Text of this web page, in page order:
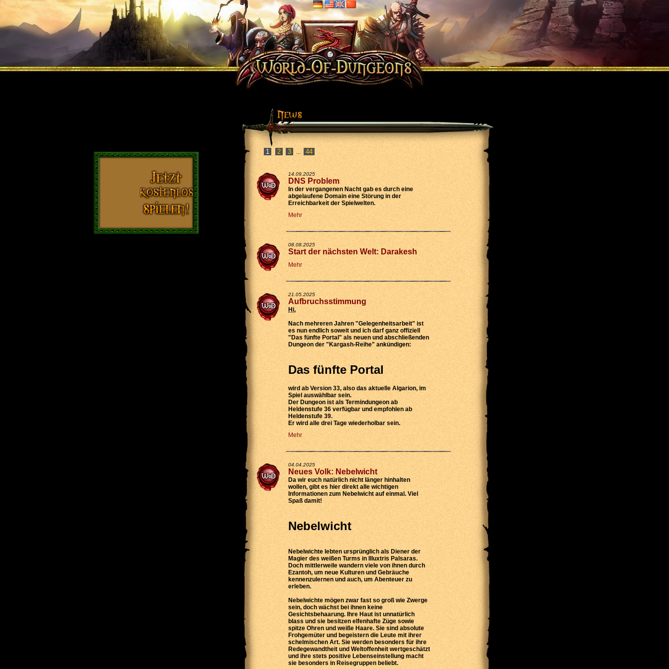
2 3 ... 44
14.09.2025
DNS Problem
In der vergangenen Nacht gab es durch eine
abgelaufene Domain eine Störung in der
Erreichbarkeit der Spielwelten.
Mehr
08.08.2025
Start der nächsten Welt: Darakesh
Mehr
21.05.2025
Aufbruchsstimmung
Hi,
Nach mehreren Jahren "Gelegenheitsarbeit" ist
es nun endlich soweit und ich darf ganz offiziell
"Das fünfte Portal" als neuen und abschließenden
Dungeon der "Kargash-Reihe" ankündigen:
Das fünfte Portal
wirdab Version 33, also das aktuelle Algarion, im
Spiel auswählbar sein.
Der Dungeon ist alsTermindungeon ab
Heldenstufe 36 verfügbar und empfohlen ab
Heldenstufe 39.
Er wirdalle drei Tage wiederholbarsein.
Mehr
04.04.2025
Neues Volk: Nebelwicht
Da wir euch natürlich nicht länger hinhalten
wollen, gibt es hier direkt alle wichtigen
Informationen zum Nebelwicht auf einmal. Viel
Spaß damit!
Nebelwicht
Nebelwichte lebten ursprünglich als Diener der
Magier des weißen Turms in Illuxtris Palsaras.
Doch mittlerweile wandern viele von ihnen durch
Ezantoh, um neue Kulturen und Gebräuche
kennenzulernen und auch, um Abenteuer zu
erleben.
Nebelwichte mögen zwar fast so groß wie Zwerge
sein, doch wächst bei ihnen keine
Gesichtsbehaarung. Ihre Haut ist unnatürlich
blass und sie besitzen elfenhafte Züge sowie
spitze Ohren und weiße Haare. Sie sind absolute
Frohgemüter und begeistern die Leute mit ihrer
schelmischen Art. Sie werden besonders für ihre
Redegewandtheit und Weltoffenheit wertgeschätzt
und ihre stets positive Lebenseinstellung macht
sie besonders in Reisegruppen beliebt.